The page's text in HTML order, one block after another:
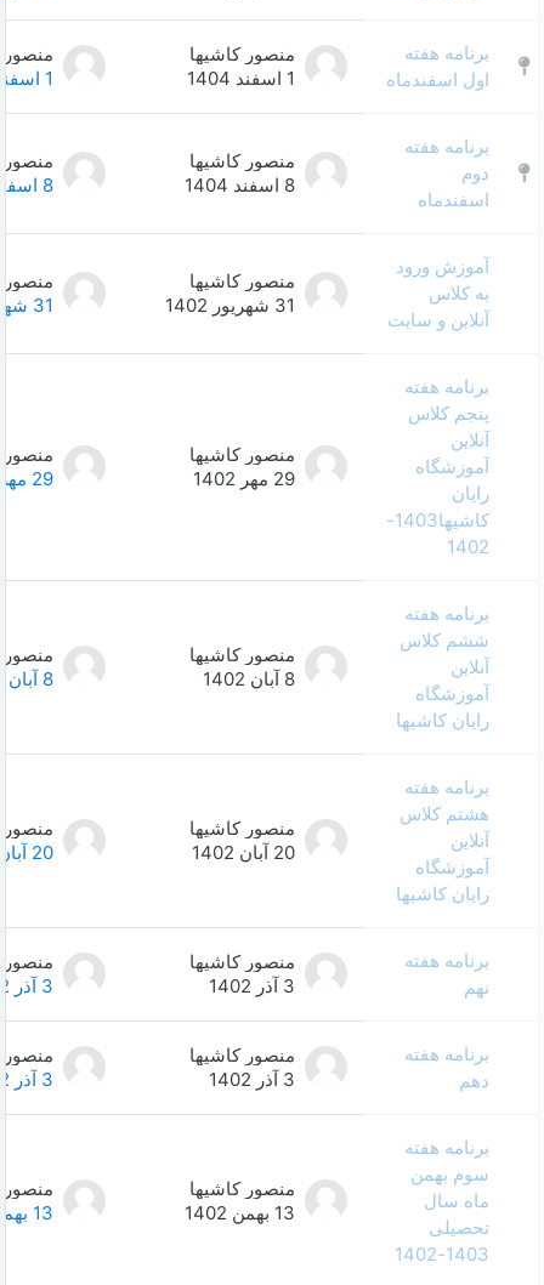
منصور کاشیها
منصور کاشیها
1 اسفند 1404
0
منصور کاشیها
منصور کاشیها
8 اسفند 1404
0
منصور کاشیها
31 شهریور 1402
منصور کاشیها
31 شهریور 1402
0
منصور کاشیها
29 مهر 1402
منصور کاشیها
29 مهر 1402
0
منصور کاشیها
8 آبان 1402
منصور کاشیها
8 آبان 1402
0
منصور کاشیها
20 آبان 1402
منصور کاشیها
20 آبان 1402
0
منصور کاشیها
منصور کاشیها
3 آذر 1402
0
منصور کاشیها
منصور کاشیها
3 آذر 1402
0
منصور کاشیها
13 بهمن 1402
منصور کاشیها
13 بهمن 1402
0